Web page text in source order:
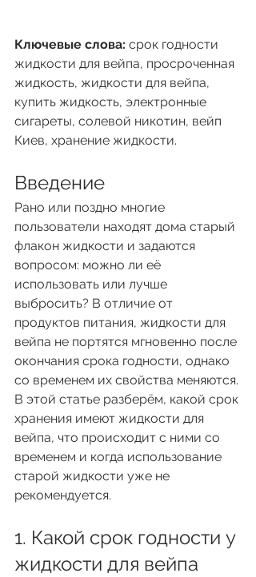
Ключевые слова: срок годности
жидкости для вейпа, просроченная
жидкость, жидкости для вейпа,
купить жидкость, электронные
сигареты, солевой никотин, вейп
Киев, хранение жидкости.
Введение
Рано или поздно многие
пользователи находят дома старый
флакон жидкости и задаются
вопросом: можно ли её
использовать или лучше
выбросить? В отличие от
продуктов питания, жидкости для
вейпа не портятся мгновенно после
окончания срока годности, однако
со временем их свойства меняются.
В этой статье разберём, какой срок
хранения имеют жидкости для
вейпа, что происходит с ними со
временем и когда использование
старой жидкости уже не
рекомендуется.
1. Какой срок годности у
жидкости для вейпа